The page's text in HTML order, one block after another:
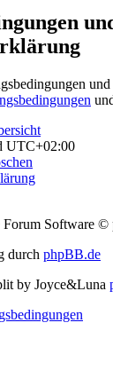
UTC+02:00
Software ©
durch phpBB.de
by Joyce&Luna